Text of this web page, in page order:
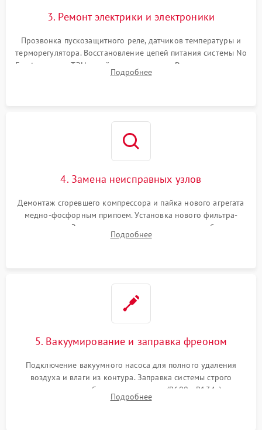
3. Ремонт электрики и электроники
Прозвонка пускозащитного реле, датчиков температуры и
терморегулятора. Восстановление цепей питания системы No
Frost, включая ТЭН оттайки и вентилятор. Ремонт или замена
платы управления при сбоях алгоритмов.
Подробнее
4. Замена неисправных узлов
Демонтаж сгоревшего компрессора и пайка нового агрегата
медно-фосфорным припоем. Установка нового фильтра-
осушителя. Замена изношенных вентиляторов обдува,
сломанных заслонок или поврежденных дверных петель.
Подробнее
5. Вакуумирование и заправка фреоном
Подключение вакуумного насоса для полного удаления
воздуха и влаги из контура. Заправка системы строго
дозированным объемом хладагента (R600a, R134a) по
электронным весам. Контроль рабочего давления в системе.
Подробнее